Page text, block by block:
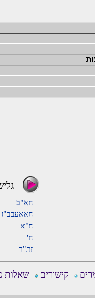
חא"ב
חאאעבב"ז
ח"א
ח'
זת"ר
קישורים שאלות